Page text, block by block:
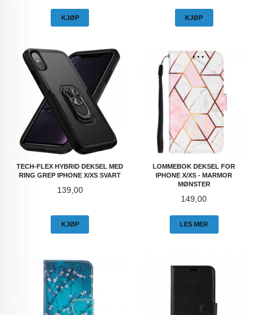
KJØP KJØP
TECH-FLEX HYBRID DEKSEL MED
RING GREP IPHONE X/XS SVART
Pris
139,00
KJØP
LOMMEBOK DEKSEL FOR
IPHONE X/XS - MARMOR
MØNSTER
Pris
149,00
LES MER